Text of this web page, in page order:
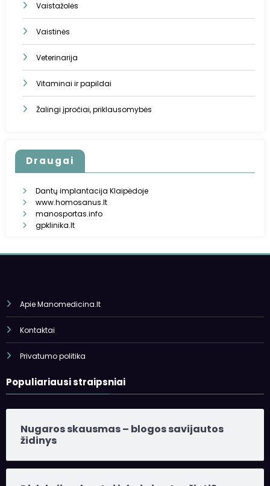
Vaistažolės
Vaistinės
Veterinarija
Vitaminai ir papildai
Žalingi įpročiai, priklausomybės
Draugai
Dantų implantacija Klaipėdoje
www.homosanus.lt
manosportas.info
gpklinika.lt
Apie Manomedicina.lt
Kontaktai
Privatumo politika
Populiariausi straipsniai
Nugaros skausmas – blogos savijautos
židinys